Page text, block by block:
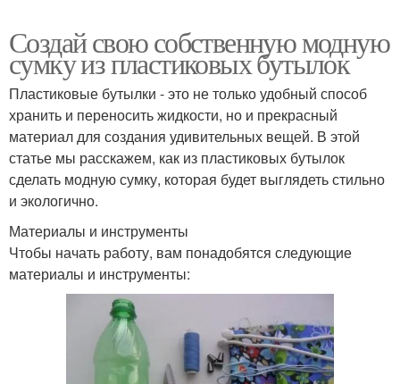
Создай свою собственную модную
сумку из пластиковых бутылок
Пластиковые бутылки - это не только удобный способ
хранить и переносить жидкости, но и прекрасный
материал для создания удивительных вещей. В этой
статье мы расскажем, как из пластиковых бутылок
сделать модную сумку, которая будет выглядеть стильно
и экологично.
Материалы и инструменты
Чтобы начать работу, вам понадобятся следующие
материалы и инструменты: